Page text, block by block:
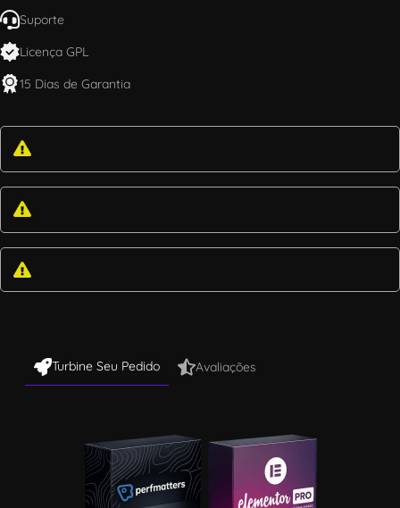
Suporte
Licença GPL
15 Dias de Garantia
Turbine Seu Pedido Avaliações